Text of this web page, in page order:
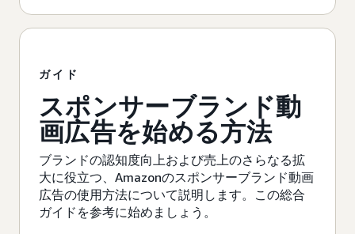
ガイド
スポンサーブランド動
画広告を始める方法
ブランドの認知度向上および売上のさらなる拡
大に役立つ、Amazonのスポンサーブランド動画
広告の使用方法について説明します。この総合
ガイドを参考に始めましょう。